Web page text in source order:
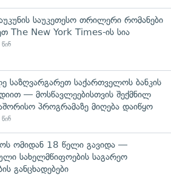
საუკეთესო თრილერი რომანები
The New York Times-ის სია
საზღვარგარეთ საქართველოს ბანკის
— მოსწავლეებისთვის შექმნილ
პროგრამაზე მიღება დაიწყო
ომიდან 18 წელი გავიდა —
სახელმწიფოების საგარეო
განცხადებები